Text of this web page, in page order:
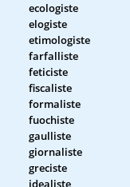
ecologiste
elogiste
etimologiste
farfalliste
feticiste
fiscaliste
formaliste
fuochiste
gaulliste
giornaliste
greciste
idealiste